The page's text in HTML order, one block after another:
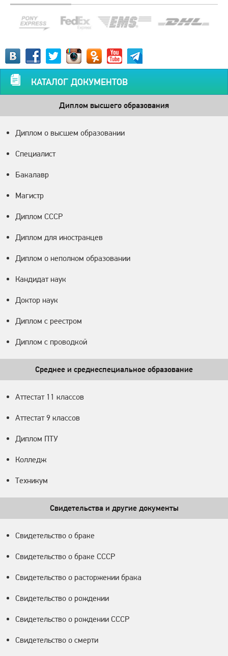
КАТАЛОГ ДОКУМЕНТОВ
Диплом высшего образования
Диплом о высшем образовании
Специалист
Бакалавр
Магистр
Диплом СССР
Диплом для иностранцев
Диплом о неполном образовании
Кандидат наук
Доктор наук
Диплом с реестром
Диплом с проводкой
Среднее и среднеспециальное образование
Аттестат 11 классов
Аттестат 9 классов
Диплом ПТУ
Колледж
Техникум
Свидетельства и другие документы
Свидетельство о браке
Свидетельство о браке СССР
Свидетельство о расторжении брака
Свидетельство о рождении
Свидетельство о рождении СССР
Свидетельство о смерти